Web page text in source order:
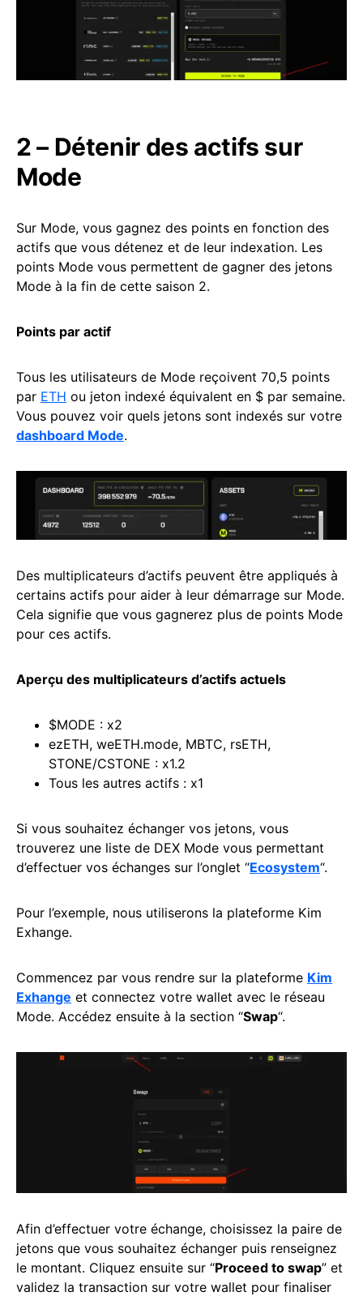
2 – Détenir des actifs sur
Mode
Sur Mode, vous gagnez des points en fonction des
actifs que vous détenez et de leur indexation. Les
points Mode vous permettent de gagner des jetons
Mode à la fin de cette saison 2.
Points par actif
Tous les utilisateurs de Mode reçoivent 70,5 points
par ETH ou jeton indexé équivalent en $ par semaine.
Vous pouvez voir quels jetons sont indexés sur votre
dashboard Mode.
Des multiplicateurs d’actifs peuvent être appliqués à
certains actifs pour aider à leur démarrage sur Mode.
Cela signifie que vous gagnerez plus de points Mode
pour ces actifs.
Aperçu des multiplicateurs d’actifs actuels
$MODE : x2
ezETH, weETH.mode, MBTC, rsETH,
STONE/CSTONE : x1.2
Tous les autres actifs : x1
Si vous souhaitez échanger vos jetons, vous
trouverez une liste de DEX Mode vous permettant
d’effectuer vos échanges sur l’onglet “Ecosystem“.
Pour l’exemple, nous utiliserons la plateforme Kim
Exhange.
Commencez par vous rendre sur la plateforme Kim
Exhange et connectez votre wallet avec le réseau
Mode. Accédez ensuite à la section “Swap“.
Afin d’effectuer votre échange, choisissez la paire de
jetons que vous souhaitez échanger puis renseignez
le montant. Cliquez ensuite sur “Proceed to swap” et
validez la transaction sur votre wallet pour finaliser